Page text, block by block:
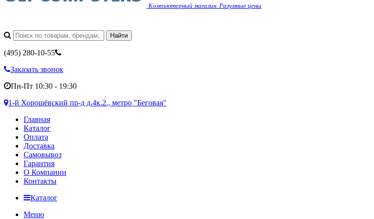
Компьютерный магазин. Разумные цены
(495) 280-10-55
Заказать звонок
Пн-Пт 10:30 - 19:30
1-й Хорошёвский пр-д д.4к.2., метро "Беговая"
Главная
Каталог
Оплата
Доставка
Самовывоз
Гарантия
О Компании
Контакты
Каталог
Меню